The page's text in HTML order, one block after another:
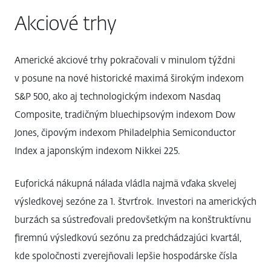
Akciové trhy
Americké akciové trhy pokračovali v minulom týždni
v posune na nové historické maximá širokým indexom
S&P 500, ako aj technologickým indexom Nasdaq
Composite, tradičným bluechipsovým indexom Dow
Jones, čipovým indexom Philadelphia Semiconductor
Index a japonským indexom Nikkei 225.
Euforická nákupná nálada vládla najmä vďaka skvelej
výsledkovej sezóne za 1. štvrťrok. Investori na amerických
burzách sa sústreďovali predovšetkým na konštruktívnu
firemnú výsledkovú sezónu za predchádzajúci kvartál,
kde spoločnosti zverejňovali lepšie hospodárske čísla